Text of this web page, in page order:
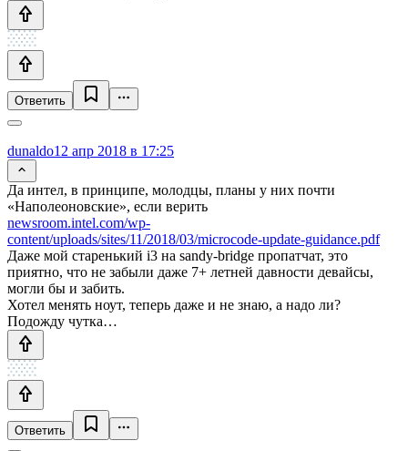
Ответить
dunaldo12 апр 2018 в 17:25
Да интел, в принципе, молодцы, планы у них почти
«Наполеоновские», если верить
newsroom.intel.com/wp-
content/uploads/sites/11/2018/03/microcode-update-guidance.pdf
Даже мой старенький i3 на sandy-bridge пропатчат, это
приятно, что не забыли даже 7+ летней давности девайсы,
могли бы и забить.
Хотел менять ноут, теперь даже и не знаю, а надо ли?
Подожду чутка…
Ответить